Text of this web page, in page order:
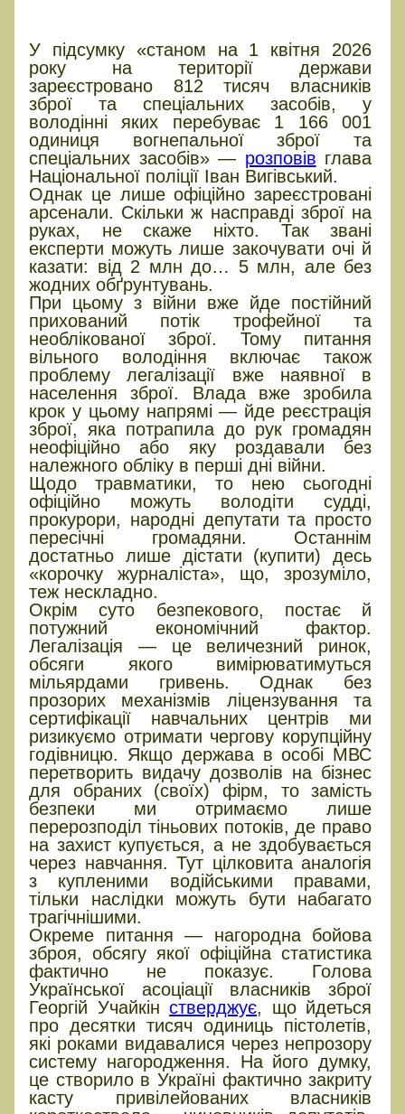
У підсумку «станом на 1 квітня 2026
року на території держави
зареєстровано 812 тисяч власників
зброї та спеціальних засобів, у
володінні яких перебуває 1 166 001
одиниця вогнепальної зброї та
спеціальних засобів» — розповів глава
Національної поліції Іван Вигівський.
Однак це лише офіційно зареєстровані
арсенали. Скільки ж насправді зброї на
руках, не скаже ніхто. Так звані
експерти можуть лише закочувати очі й
казати: від 2 млн до… 5 млн, але без
жодних обґрунтувань.
При цьому з війни вже йде постійний
прихований потік трофейної та
необлікованої зброї. Тому питання
вільного володіння включає також
проблему легалізації вже наявної в
населення зброї. Влада вже зробила
крок у цьому напрямі — йде реєстрація
зброї, яка потрапила до рук громадян
неофіційно або яку роздавали без
належного обліку в перші дні війни.
Щодо травматики, то нею сьогодні
офіційно можуть володіти судді,
прокурори, народні депутати та просто
пересічні громадяни. Останнім
достатньо лише дістати (купити) десь
«корочку журналіста», що, зрозуміло,
теж нескладно.
Окрім суто безпекового, постає й
потужний економічний фактор.
Легалізація — це величезний ринок,
обсяги якого вимірюватимуться
мільярдами гривень. Однак без
прозорих механізмів ліцензування та
сертифікації навчальних центрів ми
ризикуємо отримати чергову корупційну
годівницю. Якщо держава в особі МВС
перетворить видачу дозволів на бізнес
для обраних (своїх) фірм, то замість
безпеки ми отримаємо лише
перерозподіл тіньових потоків, де право
на захист купується, а не здобувається
через навчання. Тут цілковита аналогія
з купленими водійськими правами,
тільки наслідки можуть бути набагато
трагічнішими.
Окреме питання — нагородна бойова
зброя, обсягу якої офіційна статистика
фактично не показує. Голова
Української асоціації власників зброї
Георгій Учайкінстверджує, що йдеться
про десятки тисяч одиниць пістолетів,
які роками видавалися через непрозору
систему нагородження. На його думку,
це створило в Україні фактично закриту
касту привілейованих власників